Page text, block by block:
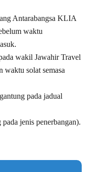
Antarabangsa KLIA
waktu
wakil Jawahir Travel
waktu solat semasa
pada jadual
jenis penerbangan).